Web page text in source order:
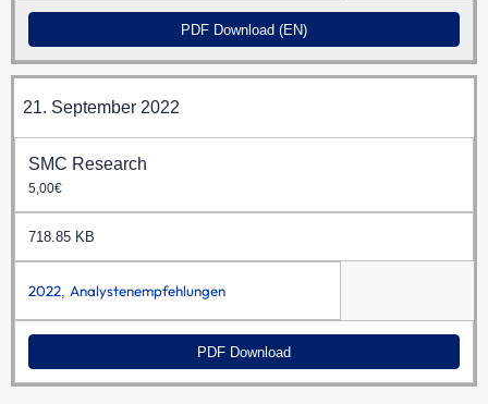
PDF Download (EN)
21. September 2022
SMC Research
5,00€
718.85 KB
2022, Analystenempfehlungen
PDF Download